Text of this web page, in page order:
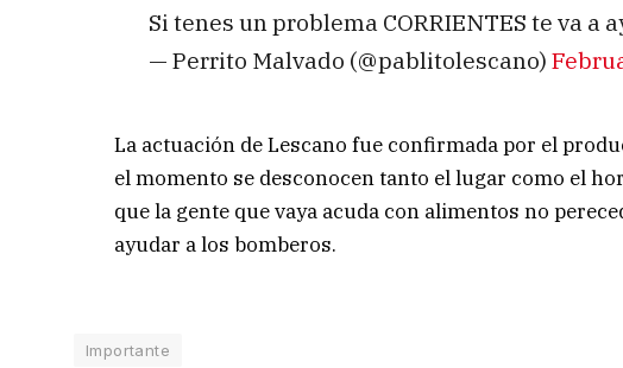
Si tenes un problema CORRIENTES te va a
— Perrito Malvado (@pablitolescano)
La actuación de Lescano fue confirmada por el
el momento se desconocen tanto el lugar como el
que la gente que vaya acuda con alimentos no
ayudar a los bomberos.
Importante